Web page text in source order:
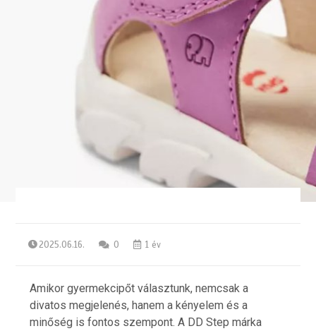
2025.06.16. 0 1 év
Amikor gyermekcipőt választunk, nemcsak a
divatos megjelenés, hanem a kényelem és a
minőség is fontos szempont. A DD Step márka